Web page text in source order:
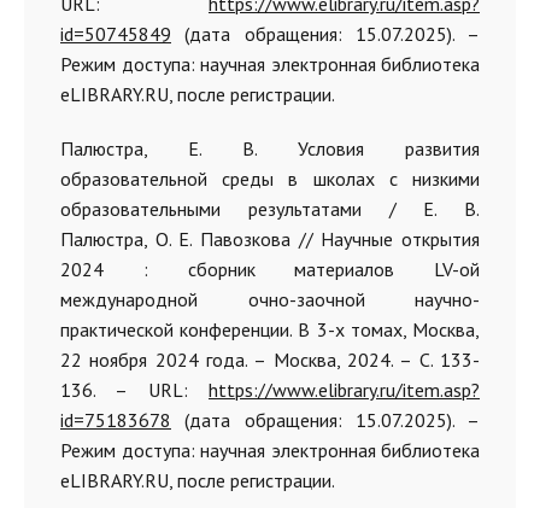
id=50745849 (дата обращения: 15.07.2025). –
Режим доступа: научная электронная библиотека
eLIBRARY.RU, после регистрации.
Палюстра, Е. В. Условия развития
образовательной среды в школах с низкими
образовательными результатами / Е. В.
Палюстра, О. Е. Павозкова // Научные открытия
2024 : сборник материалов LV-ой
международной очно-заочной научно-
практической конференции. В 3-х томах, Москва,
22 ноября 2024 года. – Москва, 2024. – С. 133-
136. – URL: https://www.elibrary.ru/item.asp?
id=75183678 (дата обращения: 15.07.2025). –
Режим доступа: научная электронная библиотека
eLIBRARY.RU, после регистрации.